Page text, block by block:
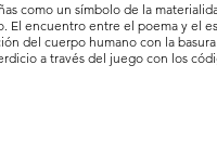
como un símbolo de la
El encuentro entre el poema y el
del cuerpo humano con la
a través del juego con los